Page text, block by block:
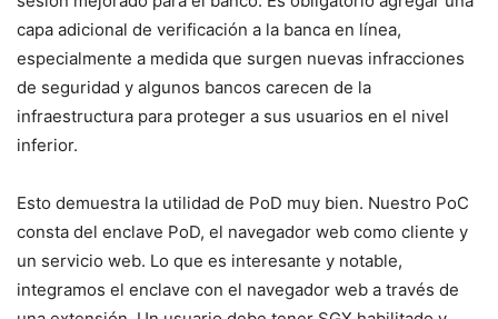
capa adicional de verificación a la banca en línea,
especialmente a medida que surgen nuevas infracciones
de seguridad y algunos bancos carecen de la
infraestructura para proteger a sus usuarios en el nivel
inferior.
Esto demuestra la utilidad de PoD muy bien. Nuestro PoC
consta del enclave PoD, el navegador web como cliente y
un servicio web. Lo que es interesante y notable,
integramos el enclave con el navegador web a través de